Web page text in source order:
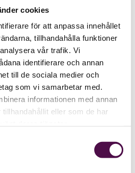
cookies
för att anpassa innehållet
tillhandahålla funktioner
vår trafik. Vi
identifierare och annan
till de sociala medier och
som vi samarbetar med.
informationen med annan
eller som de har